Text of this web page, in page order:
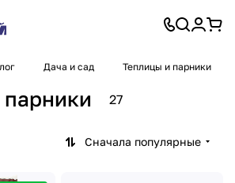
Дача и сад Теплицы и парники
27
Сначала популярные